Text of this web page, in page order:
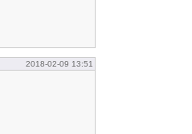
2018-02-09 13:51